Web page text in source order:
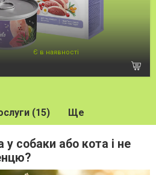
Є в наявності
(15) Ще
у собаки або кота і не